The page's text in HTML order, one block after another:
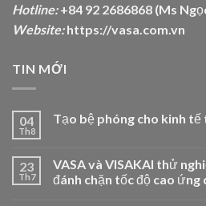
Hotline:+84 92 2686868 (Ms
Website: https://vasa.com.vn
TIN MỚI
04
Th8
Tạo bệ phóng cho kinh tế
23
Th7
VASA và VISAKAI thử
đánh chặn tốc độ cao